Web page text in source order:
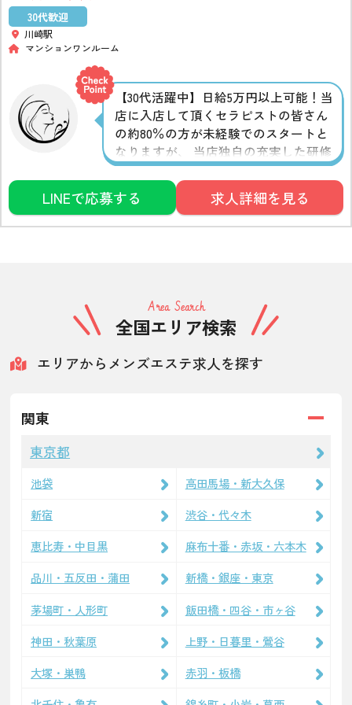
30代歓迎
川崎駅
マンションワンルーム
【30代活躍中】日給5万円以上可能！当
店に入店して頂くセラピストの皆さん
の約80％の方が未経験でのスタートと
なりますが、 当店独自の充実した研修
制度を設けており、未経験の方でも安
心して施術を習得する事が可能です。
LINEで応募する 求人詳細を見る
Area Search
全国エリア検索
エリアからメンズエステ求人を探す
関東
東京都
池袋
高田馬場・新大久保
新宿
渋谷・代々木
恵比寿・中目黒
麻布十番・赤坂・六本木
品川・五反田・蒲田
新橋・銀座・東京
茅場町・人形町
飯田橋・四谷・市ヶ谷
神田・秋葉原
上野・日暮里・鶯谷
大塚・巣鴨
赤羽・板橋